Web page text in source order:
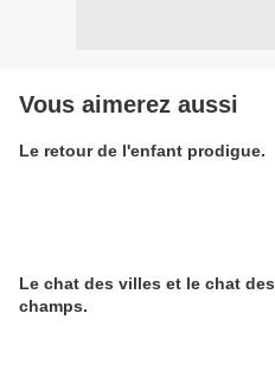
Vous aimerez aussi
Le retour de l'enfant prodigue.
Le chat des villes et le chat des
champs.